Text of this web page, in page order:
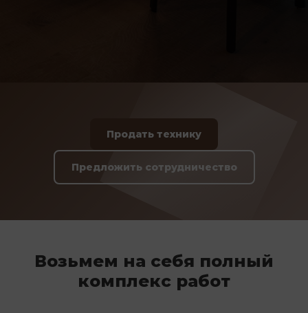
Продать технику
Предложить сотрудничество
Возьмем на себя полный
комплекс работ